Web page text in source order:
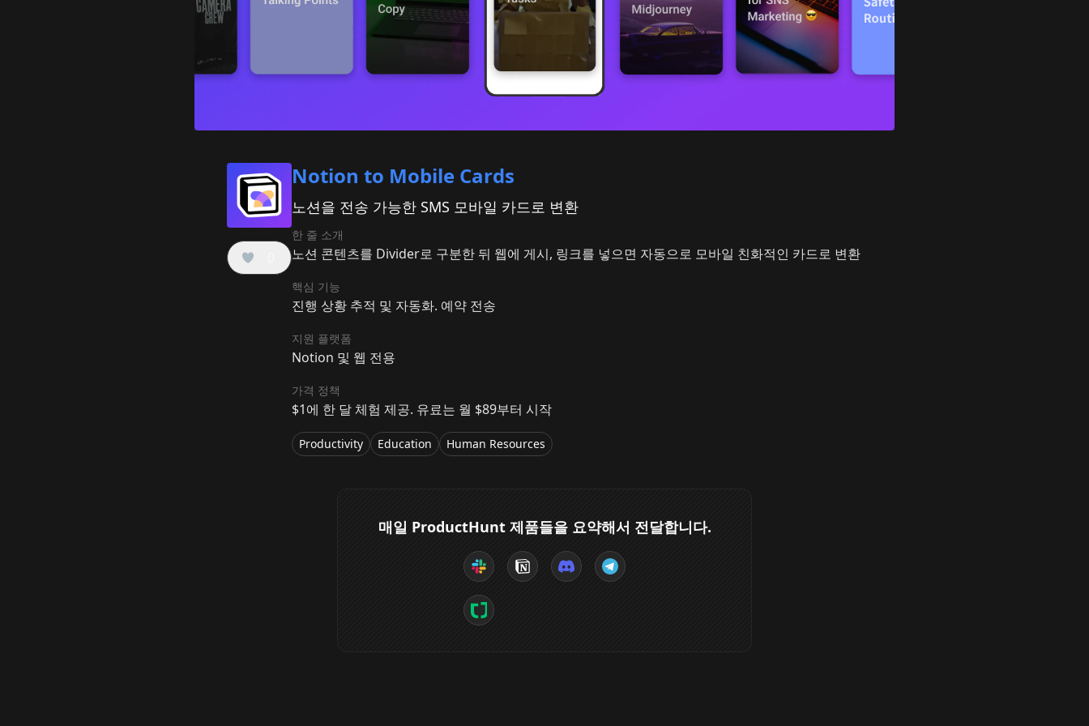
Notion to Mobile Cards
노션을 전송 가능한 SMS 모바일 카드로 변환
한 줄 소개
노션 콘텐츠를 Divider로 구분한 뒤 웹에 게시, 링크를 넣으면 자동으로 모바일 친화적인 카드로 변환
핵심 기능
진행 상황 추적 및 자동화. 예약 전송
지원 플랫폼
Notion 및 웹 전용
가격 정책
$1에 한 달 체험 제공. 유료는 월 $89부터 시작
Productivity Education Human Resources
매일 ProductHunt 제품들을 요약해서 전달합니다.